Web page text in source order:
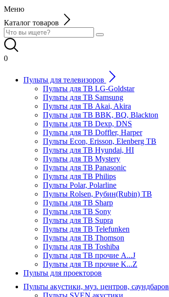
Меню
Каталог товаров
0
Пульты для телевизоров
Пульты для ТВ LG-Goldstar
Пульты для ТВ Samsung
Пульты для ТВ Akai, Akira
Пульты для ТВ BBK, BQ, Blackton
Пульты для ТВ Dexp, DNS
Пульты для ТВ Doffler, Harper
Пульты Econ, Erisson, Elenberg ТВ
Пульты для ТВ Hyundai, HI
Пульты для ТВ Mystery
Пульты для ТВ Panasonic
Пульты для ТВ Philips
Пульты Polar, Polarline
Пульты Rolsen, Рубин(Rubin) ТВ
Пульты для ТВ Sharp
Пульты для ТВ Sony
Пульты для ТВ Supra
Пульты для ТВ Telefunken
Пульты для ТВ Thomson
Пульты для ТВ Toshiba
Пульты для ТВ прочие A...J
Пульты для ТВ прочие K...Z
Пульты для проекторов
Пульты акустики, муз. центров, саундбаров
Пульты SVEN акустики